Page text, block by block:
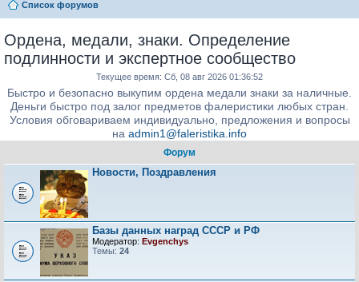
Список форумов
Ордена, медали, знаки. Определение
подлинности и экспертное сообщество
Текущее время: Сб, 08 авг 2026 01:36:52
Быстро и безопасно выкупим ордена медали знаки за наличные.
Деньги быстро под залог предметов фалеристики любых стран.
Условия обговариваем индивидуально, предложения и вопросы
на admin1@faleristika.info
Форум
Новости, Поздравления
Базы данных наград СССР и РФ
Модератор: Evgenchys
Темы: 24